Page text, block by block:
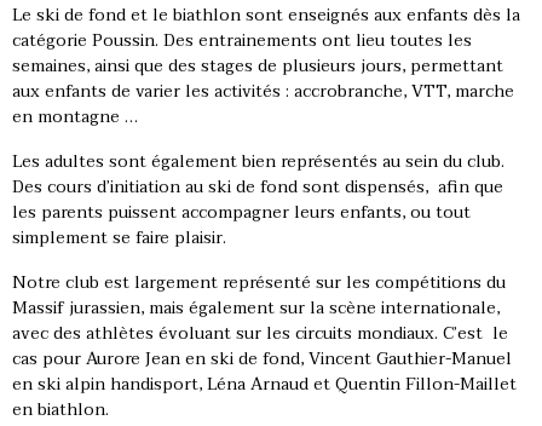
Le ski de fond et le biathlon sont enseignés aux enfants dès la
catégorie Poussin. Des entrainements ont lieu toutes les
semaines, ainsi que des stages de plusieurs jours, permettant
aux enfants de varier les activités : accrobranche, VTT, marche
en montagne …
Les adultes sont également bien représentés au sein du club.
Des cours d’initiation au ski de fond sont dispensés, afin que
les parents puissent accompagner leurs enfants, ou tout
simplement se faire plaisir.
Notre club est largement représenté sur les compétitions du
Massif jurassien, mais également sur la scène internationale,
avec des athlètes évoluant sur les circuits mondiaux. C’est le
cas pour Aurore Jean en ski de fond, Vincent Gauthier-Manuel
en ski alpin handisport, Léna Arnaud et Quentin Fillon-Maillet
en biathlon.